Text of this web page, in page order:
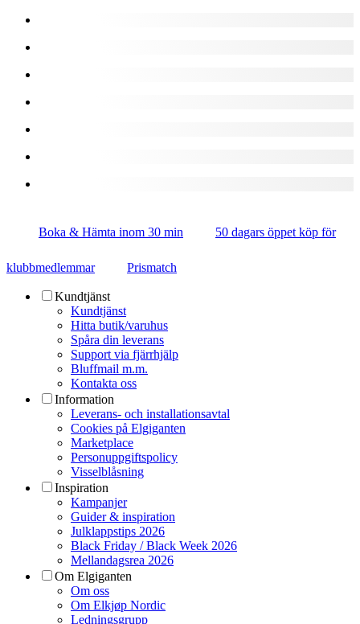
Boka & Hämta inom 30 min 50 dagars öppet köp för
klubbmedlemmar Prismatch
Kundtjänst
Kundtjänst
Hitta butik/varuhus
Spåra din leverans
Support via fjärrhjälp
Bluffmail m.m.
Kontakta oss
Information
Leverans- och installationsavtal
Cookies på Elgiganten
Marketplace
Personuppgiftspolicy
Visselblåsning
Inspiration
Kampanjer
Guider & inspiration
Julklappstips 2026
Black Friday / Black Week 2026
Mellandagsrea 2026
Om Elgiganten
Om oss
Om Elkjøp Nordic
Ledningsgrupp